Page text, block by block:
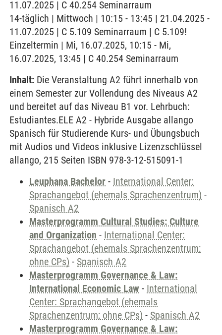
11.07.2025 | C 40.254 Seminarraum
14-täglich | Mittwoch | 10:15 - 13:45 | 21.04.2025 -
11.07.2025 | C 5.109 Seminarraum | C 5.109!
Einzeltermin | Mi, 16.07.2025, 10:15 - Mi,
16.07.2025, 13:45 | C 40.254 Seminarraum
Inhalt: Die Veranstaltung A2 führt innerhalb von
einem Semester zur Vollendung des Niveaus A2
und bereitet auf das Niveau B1 vor. Lehrbuch:
Estudiantes.ELE A2 - Hybride Ausgabe allango
Spanisch für Studierende Kurs- und Übungsbuch
mit Audios und Videos inklusive Lizenzschlüssel
allango, 215 Seiten ISBN 978-3-12-515091-1
Leuphana Bachelor - International Center:
Sprachangebot (ehemals Sprachenzentrum) -
Spanisch A2
Masterprogramm Cultural Studies: Culture
and Organization - International Center:
Sprachangebot (ehemals Sprachenzentrum;
ohne CPs) - Spanisch A2
Masterprogramm Governance & Law:
International Economic Law - International
Center: Sprachangebot (ehemals
Sprachenzentrum; ohne CPs) - Spanisch A2
Masterprogramm Governance & Law: